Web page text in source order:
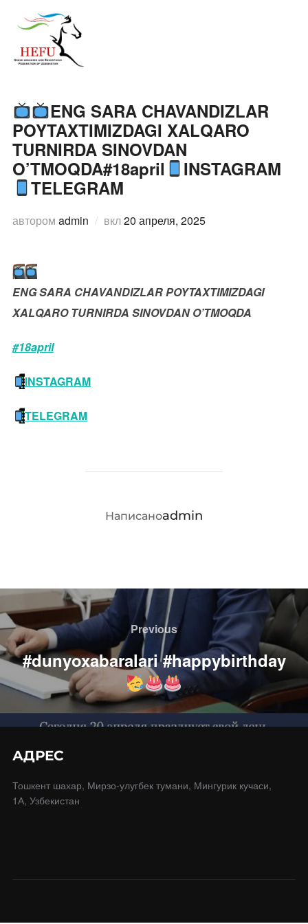
содержимому
ENG SARA CHAVANDIZLAR
POYTAXTIMIZDAGI XALQARO
TURNIRDA SINOVDAN
O’TMOQDA#18april
INSTAGRAM
TELEGRAM
автором admin вклОпубликовано
20 апреля, 2025
ENG SARA CHAVANDIZLAR POYTAXTIMIZDAGI
XALQARO TURNIRDA SINOVDAN O’TMOQDA
#18april
INSTAGRAM
TELEGRAM
АВТОР ЗАПИСИ
Написаноadmin
Навигация
по
записям
Previous
Previous
#dunyoxabaralari #happybirthday
АДРЕС
Тошкент шахар, Мирзо-улугбек тумани, Мингурик кучаси,
1А, Узбекистан